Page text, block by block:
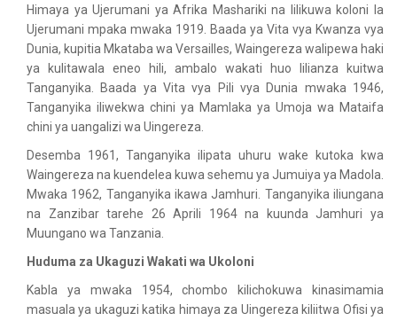
Himaya ya Ujerumani ya Afrika Mashariki na lilikuwa koloni la
Ujerumani mpaka mwaka 1919. Baada ya Vita vya Kwanza vya
Dunia, kupitia Mkataba wa Versailles, Waingereza walipewa haki
ya kulitawala eneo hili, ambalo wakati huo lilianza kuitwa
Tanganyika. Baada ya Vita vya Pili vya Dunia mwaka 1946,
Tanganyika iliwekwa chini ya Mamlaka ya Umoja wa Mataifa
chini ya uangalizi wa Uingereza.
Desemba 1961, Tanganyika ilipata uhuru wake kutoka kwa
Waingereza na kuendelea kuwa sehemu ya Jumuiya ya Madola.
Mwaka 1962, Tanganyika ikawa Jamhuri. Tanganyika iliungana
na Zanzibar tarehe 26 Aprili 1964 na kuunda Jamhuri ya
Muungano wa Tanzania.
Huduma za Ukaguzi Wakati wa Ukoloni
Kabla ya mwaka 1954, chombo kilichokuwa kinasimamia
masuala ya ukaguzi katika himaya za Uingereza kiliitwa Ofisi ya